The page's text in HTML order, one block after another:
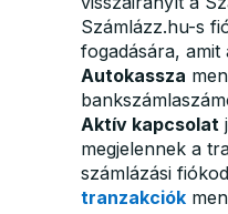
Számlázz.hu-s
fogadására, amit
Autokassza
Aktív kapcsolat
megjelennek a
számlázási
tranzakciók